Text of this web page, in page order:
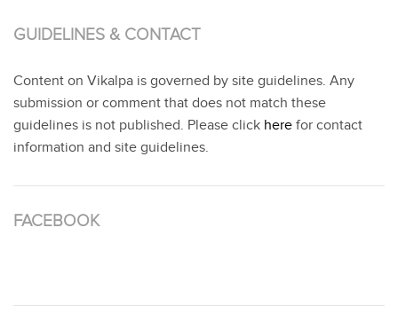
GUIDELINES & CONTACT
Content on Vikalpa is governed by site guidelines. Any
submission or comment that does not match these
guidelines is not published. Please click here for contact
information and site guidelines.
FACEBOOK